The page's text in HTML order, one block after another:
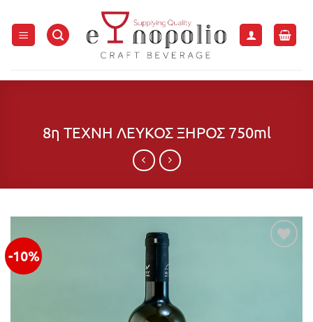
στο
περιεχόμενο
8η ΤΕΧΝΗ ΛΕΥΚΟΣ ΞΗΡΟΣ 750ml
-10%